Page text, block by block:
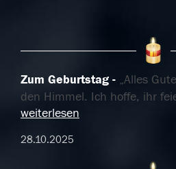
Zum Geburtstag
„Alles
den Himmel. Ich hoffe, ihr
weiterlesen
28.10.2025